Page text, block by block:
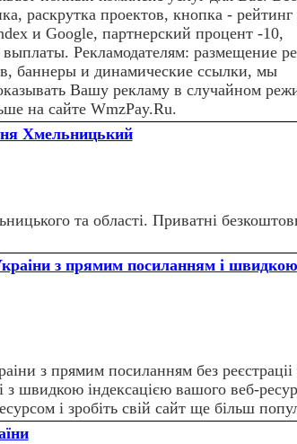
раскрутка проектов, кнопка - рейтинг
и Google, партнерский процент -10,
Рекламодателям: размещение
баннеры и динамические ссылки, мы
Вашу рекламу в случайном
на сайте WmzPay.Ru.
Хмельницький
та області. Приватні
з прямим посиланням i швидкою
з прямим посиланням без реєстрацii
з швидкою iндексацiєю вашого веб-
i зробiть свiй сайт ще бiльш